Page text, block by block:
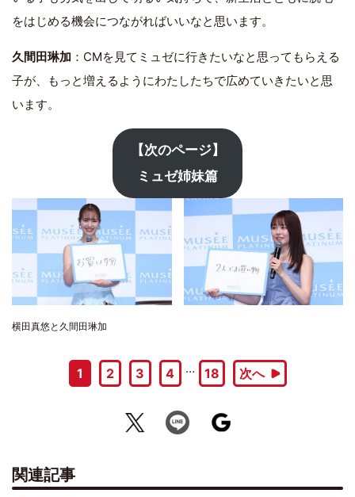
をはじめる機会につながればいいなと思います。
久間田琳加 ：CMを見てミュゼに行きたいなと思ってもらえる
子が、もっと増えるようにわたしたちで広めていきたいと思
います。
【次のページ】
ミュゼ姉妹篇
横田真悠と久間田琳加
1 2 3 4 … 18 次へ
関連記事